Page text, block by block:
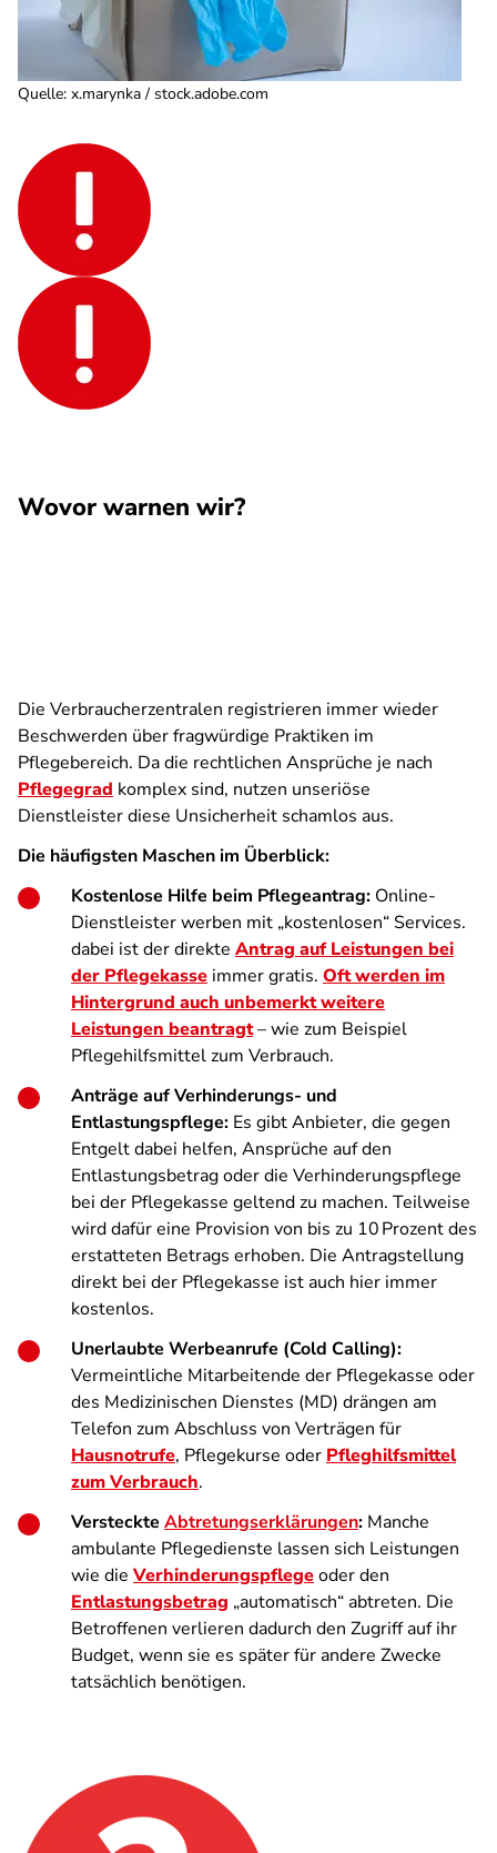
Quelle: x.marynka / stock.adobe.com
Wovor warnen wir?
Die Verbraucherzentralen registrieren immer wieder
Beschwerden über fragwürdige Praktiken im
Pflegebereich. Da die rechtlichen Ansprüche je nach
Pflegegrad komplex sind, nutzen unseriöse
Dienstleister diese Unsicherheit schamlos aus.
Die häufigsten Maschen im Überblick:
Kostenlose Hilfe beim Pflegeantrag: Online-
Dienstleister werben mit „kostenlosen“ Services.
dabei ist der direkte Antrag auf Leistungen bei
der Pflegekasse immer gratis. Oft werden im
Hintergrund auch unbemerkt weitere
Leistungen beantragt– wie zum Beispiel
Pflegehilfsmittel zum Verbrauch.
Anträge auf Verhinderungs- und
Entlastungspflege: Es gibt Anbieter, die gegen
Entgelt dabei helfen, Ansprüche auf den
Entlastungsbetrag oder die Verhinderungspflege
bei der Pflegekasse geltend zu machen. Teilweise
wird dafür eine Provision von bis zu 10 Prozent des
erstatteten Betrags erhoben. Die Antragstellung
direkt bei der Pflegekasse ist auch hier immer
kostenlos.
Unerlaubte Werbeanrufe (Cold Calling):
Vermeintliche Mitarbeitende der Pflegekasse oder
des Medizinischen Dienstes (MD) drängen am
Telefon zum Abschluss von Verträgen für
Hausnotrufe, Pflegekurse oder Pfleghilfsmittel
zum Verbrauch.
Versteckte Abtretungserklärungen: Manche
ambulante Pflegedienste lassen sich Leistungen
wie die Verhinderungspflegeoder den
Entlastungsbetrag „automatisch“ abtreten. Die
Betroffenen verlieren dadurch den Zugriff auf ihr
Budget, wenn sie es später für andere Zwecke
tatsächlich benötigen.